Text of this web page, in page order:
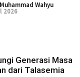
Muhammad Wahyu
2026
Generasi Masa
dari Talasemia